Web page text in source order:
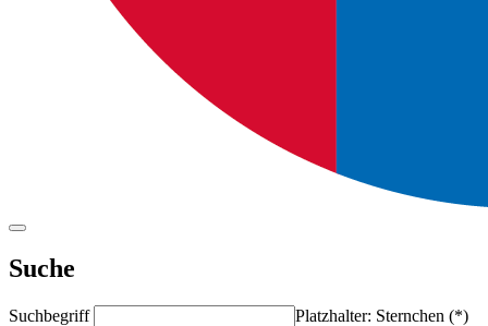
Suche
Suchbegriff
Platzhalter: Sternchen (*)